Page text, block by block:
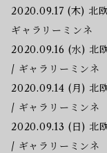
2020.09.17 (木) 北
ギャラリーミンネ
2020.09.16 (水) 北
/ ギャラリーミンネ
2020.09.14 (月) 北
/ ギャラリーミンネ
2020.09.13 (日) 北
/ ギャラリーミンネ